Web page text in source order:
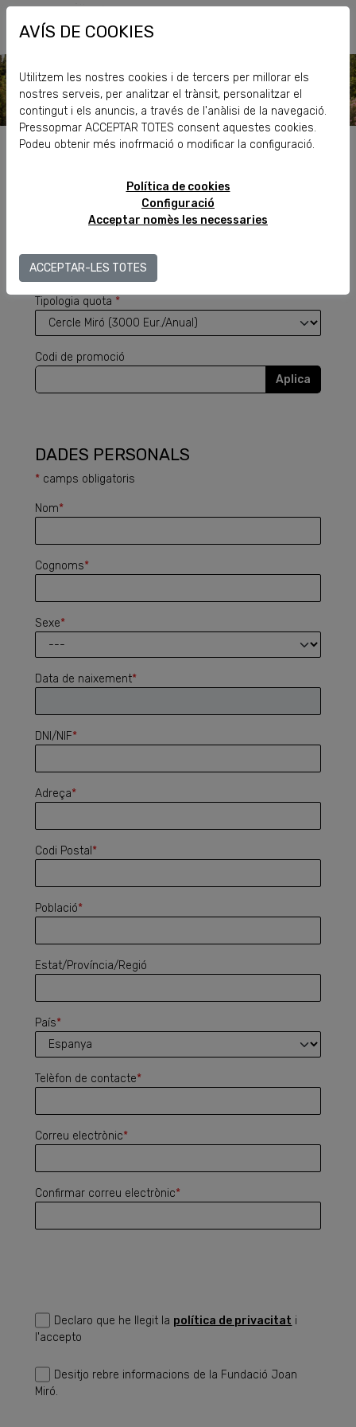
FUNDACIÓ
FES-
TE
BENEFACTOR
*camps obligatoris
Tipologia quota *
Codi de promoció
Aplica
DADES PERSONALS
* camps obligatoris
Nom*
Cognoms*
Sexe*
Data de naixement*
DNI/NIF*
Adreça*
Codi Postal *
Població*
Estat/Província/Regió
País*
Telèfon de contacte*
Correu electrònic*
Confirmar correu electrònic*
Declaro que he llegit la política de privacitat i
l'accepto
Desitjo rebre informacions de la Fundació Joan
Miró.
AVÍS DE COOKIES
Utilitzem les nostres cookies i de tercers per millorar els
nostres serveis, per analitzar el trànsit, personalitzar el
contingut i els anuncis, a través de l'anàlisi de la navegació.
Pressopmar ACCEPTAR TOTES consent aquestes cookies.
Podeu obtenir més inofrmació o modificar la configuració.
Política de cookies
Configuració
Acceptar nomès les necessaries
ACCEPTAR-LES TOTES